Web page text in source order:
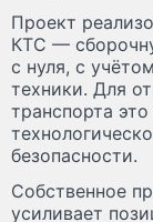
Проект
КТС —
с нуля, с
техники. Для
транспорта
безопасности.
Собственное
усиливает